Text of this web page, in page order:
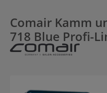
Comair Kamm
718 Blue Profi-